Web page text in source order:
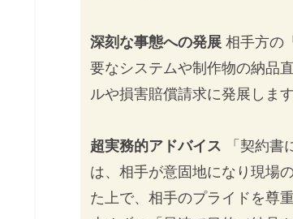
深刻な事態への発展 相手方の
要なシステムや制作物の納品
ルや損害賠償請求に発展します
超実務的アドバイス 「契約書
は、相手が意固地になり現場
た上で、相手のプライドを尊